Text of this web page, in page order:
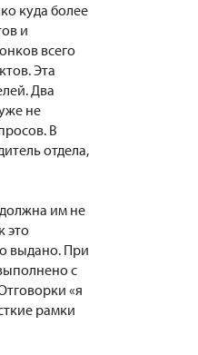
куда более
и
всего
Эта
Два
не
В
отдела,
им не
это
выдано. При
с
«я
рамки